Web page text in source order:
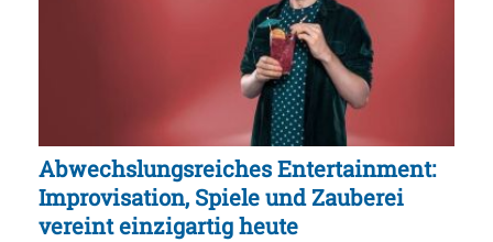
Abwechslungsreiches Entertainment:
Improvisation, Spiele und Zauberei
vereint einzigartig heute